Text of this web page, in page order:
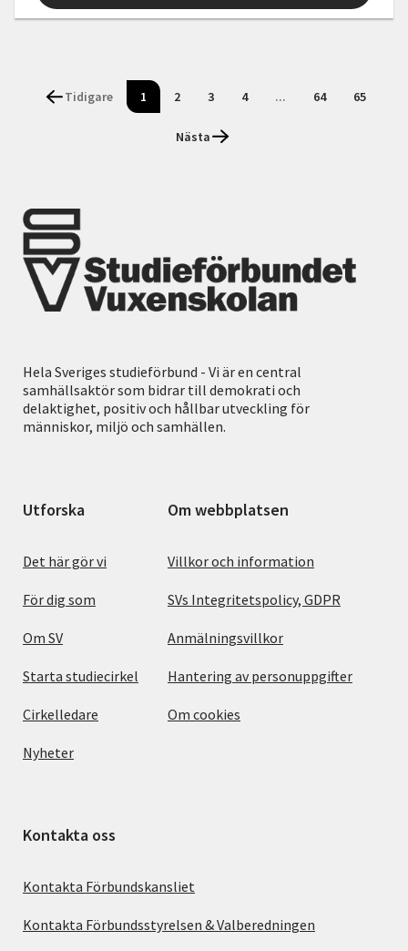
Tidigare 1 2 3 4 ... 64 65
Nästa
Hela Sveriges studieförbund - Vi är en central
samhällsaktör som bidrar till demokrati och
delaktighet, positiv och hållbar utveckling för
människor, miljö och samhällen.
Utforska
Det här gör vi
För dig som
Om SV
Starta studiecirkel
Cirkelledare
Nyheter
Om webbplatsen
Villkor och information
SVs Integritetspolicy, GDPR
Anmälningsvillkor
Hantering av personuppgifter
Om cookies
Kontakta oss
Kontakta Förbundskansliet
Kontakta Förbundsstyrelsen & Valberedningen